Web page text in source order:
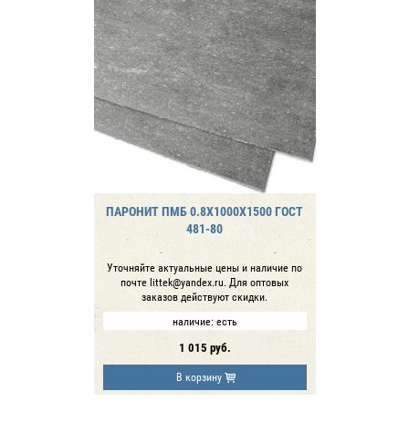
ПАРОНИТ ПМБ 0.8Х1000Х1500 ГОСТ
481-80
Уточняйте актуальные цены и наличие по
почте littek@yandex.ru. Для оптовых
заказов действуют скидки.
наличие: есть
1 015 руб.
В корзину